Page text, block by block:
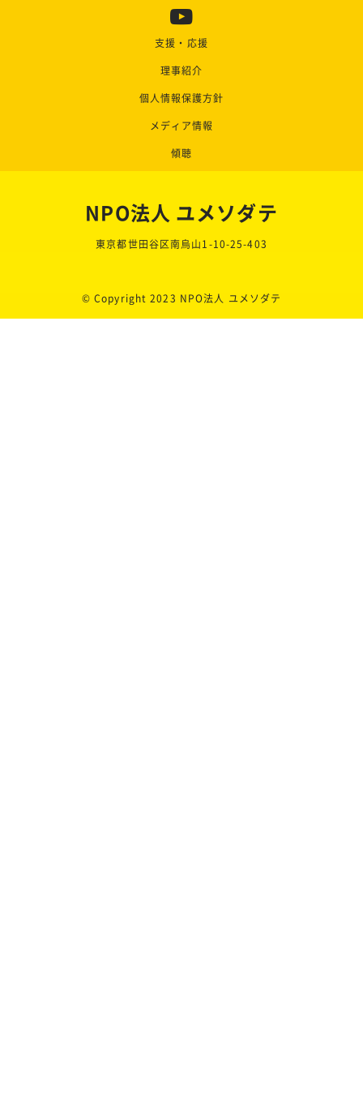
支援・応援
理事紹介
個人情報保護方針
メディア情報
傾聴
NPO法人 ユメソダテ
東京都世田谷区南烏山1-10-25-403
© Copyright 2023 NPO法人 ユメソダテ